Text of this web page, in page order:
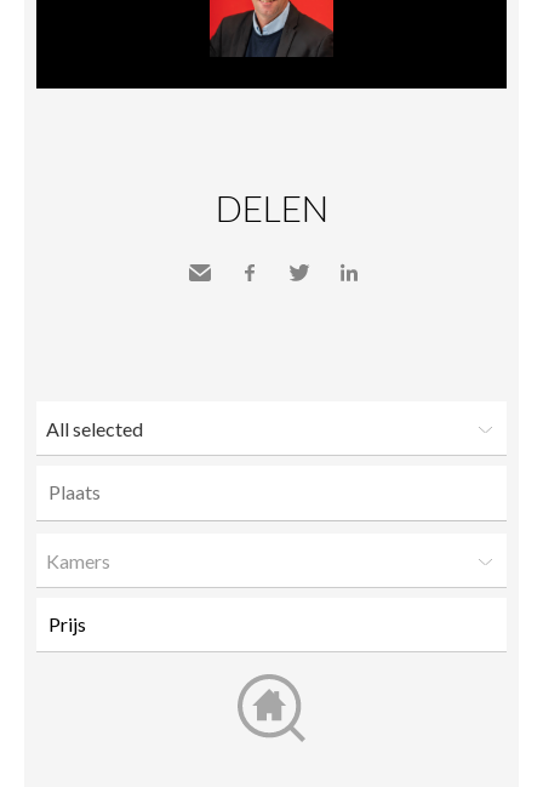
DELEN
All selected
Kamers